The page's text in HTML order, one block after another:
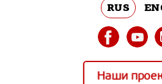
Наши
RUS